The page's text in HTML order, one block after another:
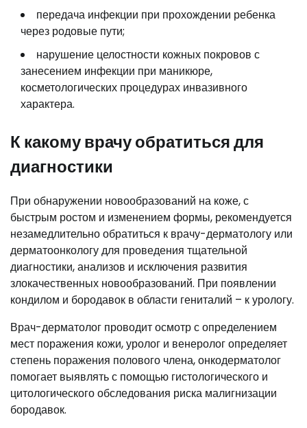
передача инфекции при прохождении ребенка
через родовые пути;
нарушение целостности кожных покровов с
занесением инфекции при маникюре,
косметологических процедурах инвазивного
характера.
К какому врачу обратиться для
диагностики
При обнаружении новообразований на коже, с
быстрым ростом и изменением формы, рекомендуется
незамедлительно обратиться к врачу-дерматологу или
дерматоонкологу для проведения тщательной
диагностики, анализов и исключения развития
злокачественных новообразований. При появлении
кондилом и бородавок в области гениталий – к урологу.
Врач-дерматолог проводит осмотр с определением
мест поражения кожи, уролог и венеролог определяет
степень поражения полового члена, онкодерматолог
помогает выявлять с помощью гистологического и
цитологического обследования риска малигнизации
бородавок.